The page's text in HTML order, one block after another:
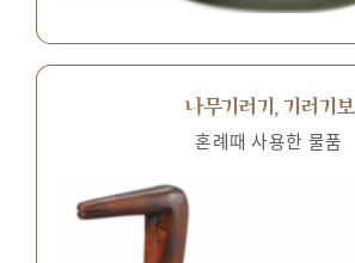
나무기러기, 기러기보
혼례때 사용한 물품